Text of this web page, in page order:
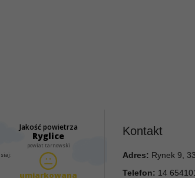
Kontakt
Adres: Rynek 9,
Telefon: 14